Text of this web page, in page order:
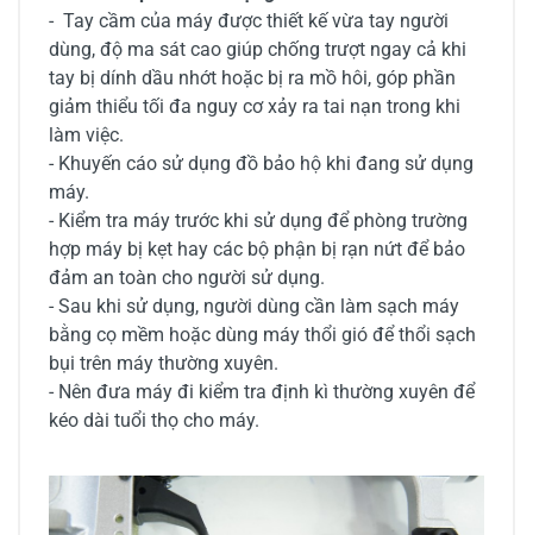
- Tay cầm của máy được thiết kế vừa tay người
dùng, độ ma sát cao giúp chống trượt ngay cả khi
tay bị dính dầu nhớt hoặc bị ra mồ hôi, góp phần
giảm thiểu tối đa nguy cơ xảy ra tai nạn trong khi
làm việc.
- Khuyến cáo sử dụng đồ bảo hộ khi đang sử dụng
máy.
- Kiểm tra máy trước khi sử dụng để phòng trường
hợp máy bị kẹt hay các bộ phận bị rạn nứt để bảo
đảm an toàn cho người sử dụng.
- Sau khi sử dụng, người dùng cần làm sạch máy
bằng cọ mềm hoặc dùng máy thổi gió để thổi sạch
bụi trên máy thường xuyên.
- Nên đưa máy đi kiểm tra định kì thường xuyên để
kéo dài tuổi thọ cho máy.